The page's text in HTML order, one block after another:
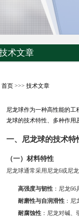
术文章
首页>>> 技术文章
尼龙球作为一种高性能的
龙球的技术特性、多种作用
一、尼龙球的技术特
（一）材料特性
尼龙球通常采用尼龙6或尼
高强度与韧性：尼龙66
耐磨性与自润滑性：尼
耐腐蚀性：尼龙对碱、